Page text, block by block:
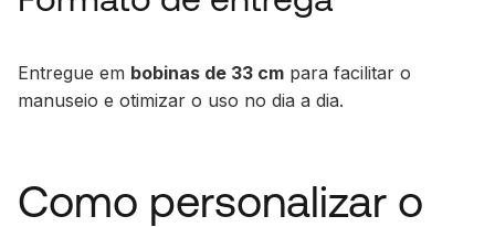
Entregue em bobinas de 33 cm para facilitar o
manuseio e otimizar o uso no dia a dia.
Como personalizar o